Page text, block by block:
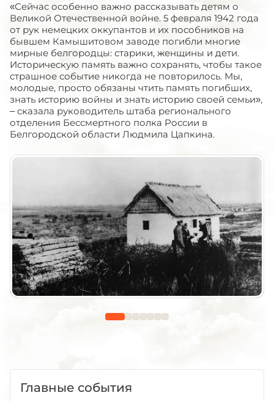
«Сейчас особенно важно рассказывать детям о
Великой Отечественной войне. 5 февраля 1942 года
от рук немецких оккупантов и их пособников на
бывшем Камышитовом заводе погибли многие
мирные белгородцы: старики, женщины и дети.
Историческую память важно сохранять, чтобы такое
страшное событие никогда не повторилось. Мы,
молодые, просто обязаны чтить память погибших,
знать историю войны и знать историю своей семьи»,
– сказала руководитель штаба регионального
отделения Бессмертного полка России в
Белгородской области Людмила Цапкина.
Главные события